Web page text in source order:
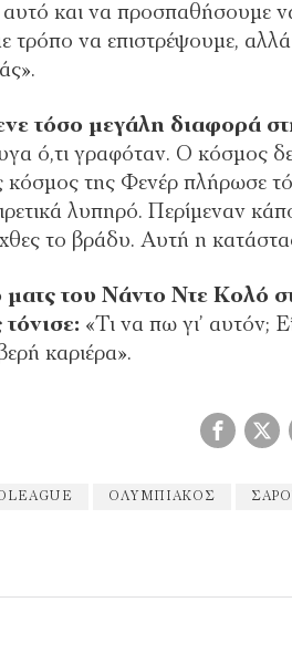
και να προσπαθήσουμε
τρόπο να επιστρέψουμε,
τόσο μεγάλη διαφορά
ό,τι γραφόταν. Ο κόσμος
κόσμος της Φενέρ πλήρωσε
λυπηρό. Περίμεναν
χθες το βράδυ. Αυτή η
ματς του Νάντο Ντε
τόνισε: «Τι να πω γι’ αυτόν;
καριέρα».
ΟΛΥΜΠΙΑΚΌΣ